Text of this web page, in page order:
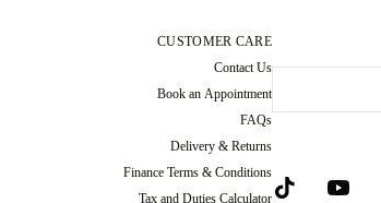
CUSTOMER CARE
Contact Us
Book an Appointment
FAQs
Delivery & Returns
Finance Terms & Conditions
Tax and Duties Calculator